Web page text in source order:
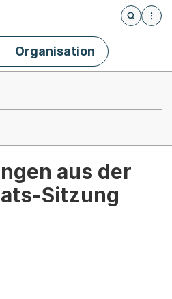
Öffnet
Organisation
aus der
Sitzung